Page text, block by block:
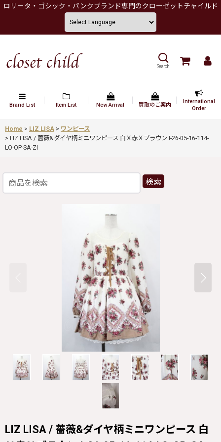
ロリータ・ゴシック・パンクブランド専門のクローゼットチャイルド
Search
Brand List Item List New Arrival 買取のご案内
International
Order
Home > LIZ LISA > ワンピース
> LIZ LISA / 薔薇&ダイヤ柄ミニワンピース 白Ｘ赤Ｘブラウン I-26-05-16-114-
LO-OP-SA-ZI
検索
LIZ LISA / 薔薇&ダイヤ柄ミニワンピース 白